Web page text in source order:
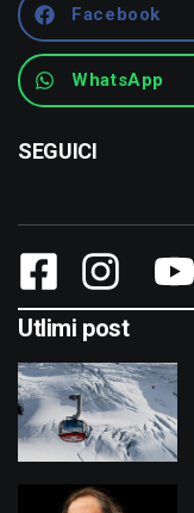
Facebook
WhatsApp
SEGUICI
Utlimi post